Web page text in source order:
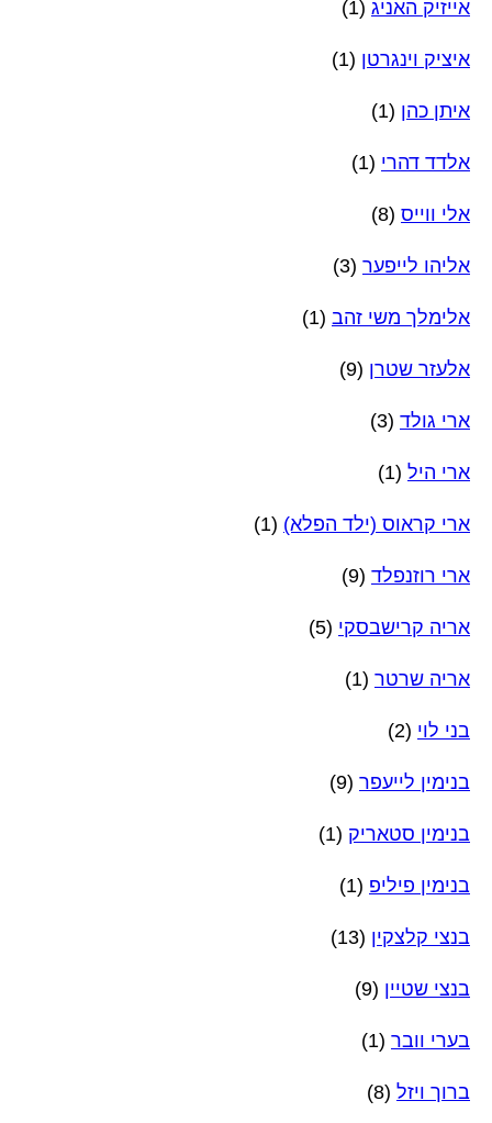
אייזיק האניג (1)
איציק וינגרטן (1)
איתן כהן (1)
אלדד דהרי (1)
אלי ווייס (8)
אליהו לייפער (3)
אלימלך משי זהב (1)
אלעזר שטרן (9)
ארי גולד (3)
ארי היל (1)
ארי קראוס (ילד הפלא) (1)
ארי רוזנפלד (9)
אריה קרישבסקי (5)
אריה שרטר (1)
בני לוי (2)
בנימין לייעפר (9)
בנימין סטאריק (1)
בנימין פיליפ (1)
בנצי קלצקין (13)
בנצי שטיין (9)
בערי וובר (1)
ברוך ויזל (8)